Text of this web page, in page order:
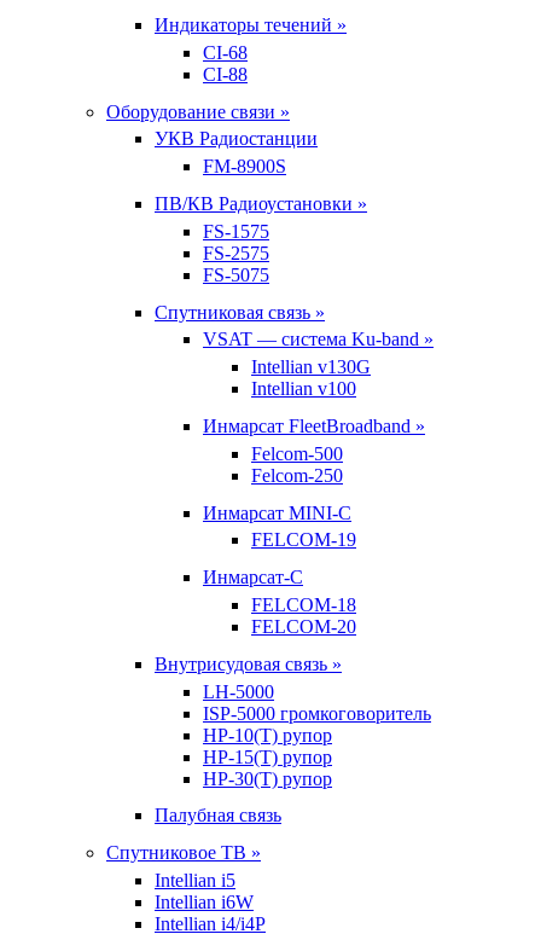
Индикаторы течений »
CI-68
CI-88
Оборудование связи »
УКВ Радиостанции
FM-8900S
ПВ/КВ Радиоустановки »
FS-1575
FS-2575
FS-5075
Спутниковая связь »
VSAT — система Ku-band »
Intellian v130G
Intellian v100
Инмарсат FleetBroadband »
Felcom-500
Felcom-250
Инмарсат MINI-C
FELCOM-19
Инмарсат-С
FELCOM-18
FELCOM-20
Внутрисудовая связь »
LH-5000
ISP-5000 громкоговоритель
HP-10(T) рупор
HP-15(T) рупор
HP-30(T) рупор
Палубная связь
Спутниковое ТВ »
Intellian i5
Intellian i6W
Intellian i4/i4P